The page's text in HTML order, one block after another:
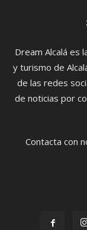
Dream Alcalá es
y turismo de
de las redes
de noticias por
Contacta con